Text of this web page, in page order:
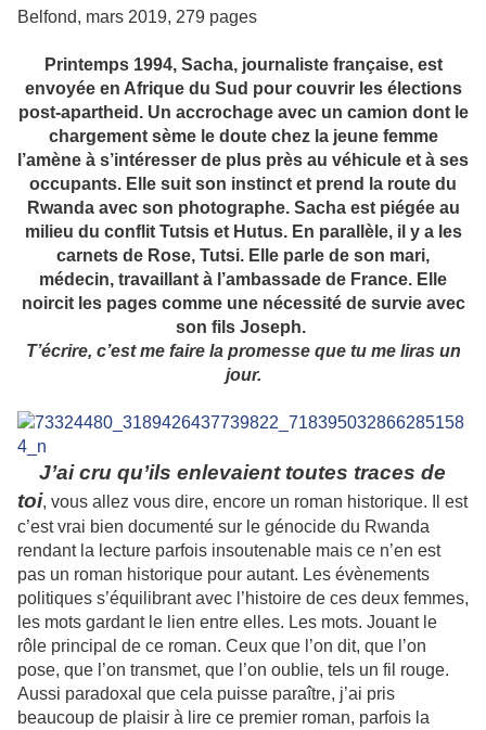
Belfond, mars 2019, 279 pages
Printemps 1994, Sacha, journaliste française, est
envoyée en Afrique du Sud pour couvrir les élections
post-apartheid. Un accrochage avec un camion dont le
chargement sème le doute chez la jeune femme
l’amène à s’intéresser de plus près au véhicule et à ses
occupants. Elle suit son instinct et prend la route du
Rwanda avec son photographe. Sacha est piégée au
milieu du conflit Tutsis et Hutus. En parallèle, il y a les
carnets de Rose, Tutsi. Elle parle de son mari,
médecin, travaillant à l’ambassade de France. Elle
noircit les pages comme une nécessité de survie avec
son fils Joseph.
T’écrire, c’est me faire la promesse que tu me liras un
jour.
J’ai cru qu’ils enlevaient toutes traces de
toi, vous allez vous dire, encore un roman historique. Il est
c’est vrai bien documenté sur le génocide du Rwanda
rendant la lecture parfois insoutenable mais ce n’en est
pas un roman historique pour autant. Les évènements
politiques s’équilibrant avec l’histoire de ces deux femmes,
les mots gardant le lien entre elles. Les mots. Jouant le
rôle principal de ce roman. Ceux que l’on dit, que l’on
pose, que l’on transmet, que l’on oublie, tels un fil rouge.
Aussi paradoxal que cela puisse paraître, j’ai pris
beaucoup de plaisir à lire ce premier roman, parfois la